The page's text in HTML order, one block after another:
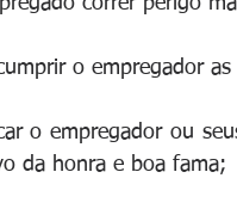
o empregador
o empregador ou
da honra e boa fama;